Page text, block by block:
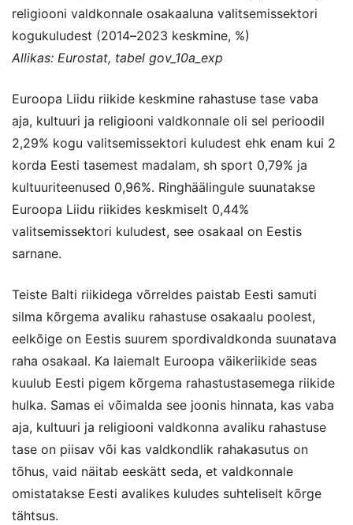
religiooni valdkonnale osakaaluna valitsemissektori
kogukuludest (2014–2023 keskmine, %)
Allikas: Eurostat, tabel gov_10a_exp
Euroopa Liidu riikide keskmine rahastuse tase vaba
aja, kultuuri ja religiooni valdkonnale oli sel perioodil
2,29% kogu valitsemissektori kuludest ehk enam kui 2
korda Eesti tasemest madalam, sh sport 0,79% ja
kultuuriteenused 0,96%. Ringhäälingule suunatakse
Euroopa Liidu riikides keskmiselt 0,44%
valitsemissektori kuludest, see osakaal on Eestis
sarnane.
Teiste Balti riikidega võrreldes paistab Eesti samuti
silma kõrgema avaliku rahastuse osakaalu poolest,
eelkõige on Eestis suurem spordivaldkonda suunatava
raha osakaal. Ka laiemalt Euroopa väikeriikide seas
kuulub Eesti pigem kõrgema rahastustasemega riikide
hulka. Samas ei võimalda see joonis hinnata, kas vaba
aja, kultuuri ja religiooni valdkonna avaliku rahastuse
tase on piisav või kas valdkondlik rahakasutus on
tõhus, vaid näitab eeskätt seda, et valdkonnale
omistatakse Eesti avalikes kuludes suhteliselt kõrge
tähtsus.